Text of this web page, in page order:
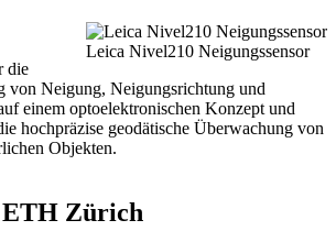
Leica Nivel210 Neigungssensor
die
von Neigung, Neigungsrichtung und
einem optoelektronischen Konzept und
hochpräzise geodätische Überwachung von
Objekten.
ETH Zürich